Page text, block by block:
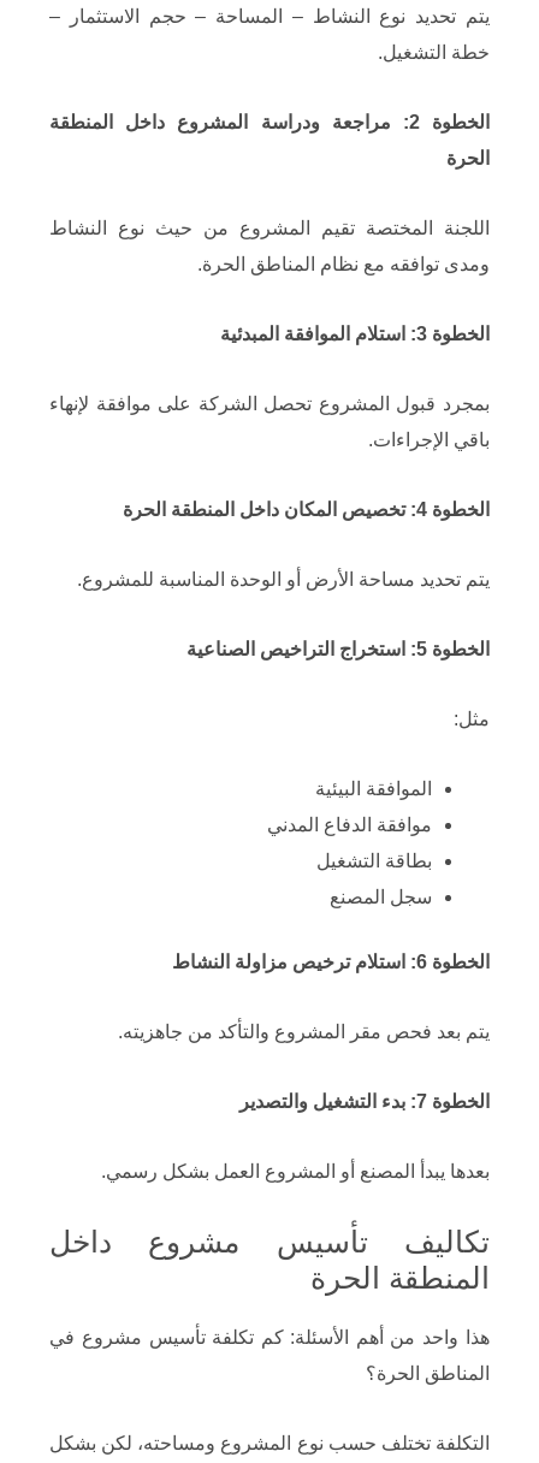
يتم تحديد نوع النشاط – المساحة – حجم الاستثمار –
خطة التشغيل.
الخطوة 2: مراجعة ودراسة المشروع داخل المنطقة
الحرة
اللجنة المختصة تقيم المشروع من حيث نوع النشاط
ومدى توافقه مع نظام المناطق الحرة.
الخطوة 3: استلام الموافقة المبدئية
بمجرد قبول المشروع تحصل الشركة على موافقة لإنهاء
باقي الإجراءات.
الخطوة 4: تخصيص المكان داخل المنطقة الحرة
يتم تحديد مساحة الأرض أو الوحدة المناسبة للمشروع.
الخطوة 5: استخراج التراخيص الصناعية
مثل:
الموافقة البيئية
موافقة الدفاع المدني
بطاقة التشغيل
سجل المصنع
الخطوة 6: استلام ترخيص مزاولة النشاط
يتم بعد فحص مقر المشروع والتأكد من جاهزيته.
الخطوة 7: بدء التشغيل والتصدير
بعدها يبدأ المصنع أو المشروع العمل بشكل رسمي.
تكاليف تأسيس مشروع داخل
المنطقة الحرة
هذا واحد من أهم الأسئلة: كم تكلفة تأسيس مشروع في
المناطق الحرة؟
التكلفة تختلف حسب نوع المشروع ومساحته، لكن بشكل